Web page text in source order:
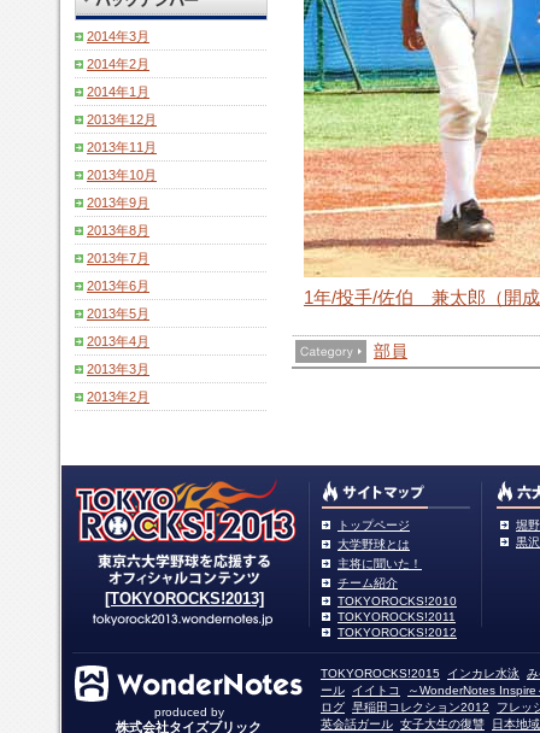
1年/投手/佐伯 兼太郎（開
部員
2014年3月
2014年2月
2014年1月
2013年12月
2013年11月
2013年10月
2013年9月
2013年8月
2013年7月
2013年6月
2013年5月
2013年4月
2013年3月
2013年2月
[TOKYOROCKS!2013]
トップページ
大学野球とは
主将に聞いた！
チーム紹介
TOKYOROCKS!2010
TOKYOROCKS!2011
TOKYOROCKS!2012
堀
黒
produced by
株式会社タイズブリック
TOKYOROCKS!2015 インカレ水泳
ール
イイトコ
～WonderNotes Inspire
ログ 早稲田コレクション2012
フレッ
英会話ガール 女子大生の復讐 日本地